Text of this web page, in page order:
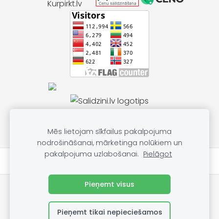
★★★★★ Atsauksmes par mums Google
📱 Telefons pasūtījumiem un informācijai:
28925696
✉️ E-pasts:
labocenuveikals@inbox.lv
Mēs lietojam sīkfailus pakalpojuma
nodrošināšanai, mārketinga nolūkiem un
pakalpojuma uzlabošanai. Pielāgot
Pieņemt visus
Pieņemt tikai nepieciešamos